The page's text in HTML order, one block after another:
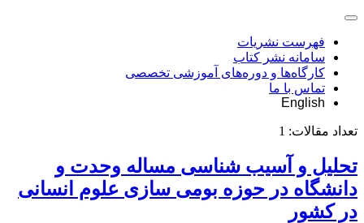
فهرست نشریات
سامانه نشر کتاب
کارگاه‌ها و دوره‌های آموزشی تخصصی
تماس با ما
English
تعداد مقالات: 1
تحلیل و آسیب شناسی مساله وحدت و
دانشگاه در حوزه بومی سازی علوم انسانی
در کشور